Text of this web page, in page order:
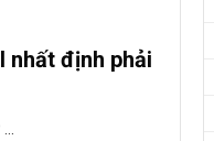
nhất định phải